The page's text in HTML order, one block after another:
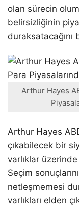
olan sürecin
belirsizliğinin
duraksatacağını
Arthur Hayes
Arthur Hayes
çıkabilecek bir
varlıklar
Seçim
netleşmemesi
varlıkları elden